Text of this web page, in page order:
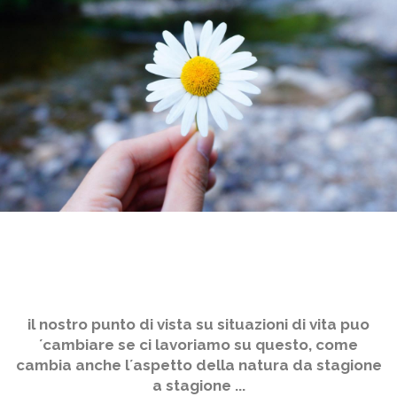
il nostro punto di vista su situazioni di vita puo
´cambiare se ci lavoriamo su questo, come
cambia anche l´aspetto della natura da stagione
a stagione ...